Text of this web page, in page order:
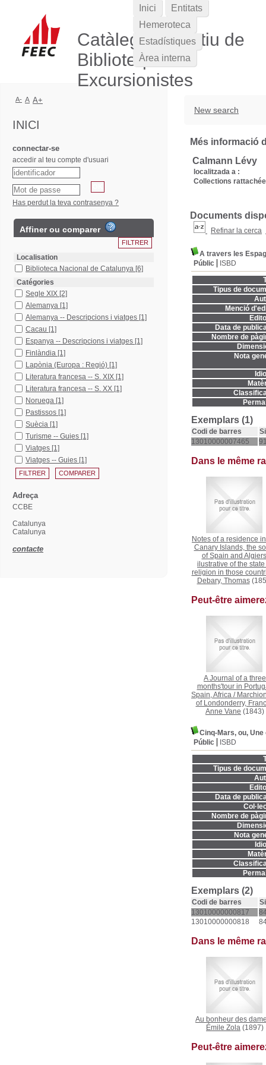
Catàleg Col·lectiu de
Biblioteques
Excursionistes
New search
Més informació
Calmann Lévy
localitzada a :
Collections
Documents
Refinar la cerca
A travers les
Públic
ISBD
Tipus de
Menció
Data de
Nombre de
Nota
Exemplars (1)
Codi de barres
13010000007465
Dans le même
Notes of a residence
Canary Islands, the
of Spain and
ilustrative of the state
religion in those
Debary, Thomas
Peut-être
A Journal of a three
months'tour in
Spain, Africa /
of Londonderry,
Anne Vane (1843)
Cinq-Mars, ou,
Públic
ISBD
Tipus de
Data de
Nombre de
Nota
Exemplars (2)
Codi de barres
13010000000817
13010000000818
Dans le même
Au bonheur des
Émile Zola (1897)
Peut-être
Inici
Entitats
Hemeroteca
Estadístiques
Àrea interna
A- A A+
INICI
connectar-se
accedir al teu compte d'usuari
Has perdut la teva contrasenya ?
Affiner ou comparer
Localisation
Biblioteca Nacional de Catalunya [6]
Catégories
Segle XIX [2]
Alemanya [1]
Alemanya -- Descripcions i viatges [1]
Cacau [1]
Espanya -- Descripcions i viatges [1]
Finlàndia [1]
Lapònia (Europa : Regió) [1]
Literatura francesa -- S. XIX [1]
Literatura francesa -- S. XX [1]
Noruega [1]
Pastissos [1]
Suècia [1]
Turisme -- Guies [1]
Viatges [1]
Viatges -- Guies [1]
Adreça
CCBE
Catalunya
Catalunya
contacte